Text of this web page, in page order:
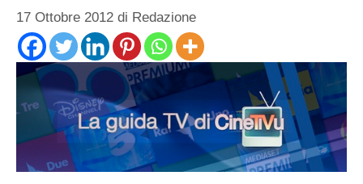
17 Ottobre 2012 di Redazione